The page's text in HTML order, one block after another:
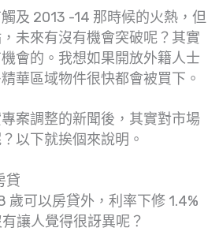
及 2013 -14 那時候的火熱，但
未來有沒有機會突破呢？其實
會的。我想如果開放外籍人士
華區域物件很快都會被買下。
案調整的新聞後，其實對市場
以下就挨個來說明。
貸
歲可以房貸外，利率下修 1.4%
讓人覺得很訝異呢？